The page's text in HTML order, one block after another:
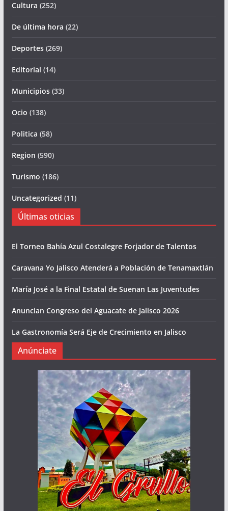
Cultura (252)
De última hora (22)
Deportes(269)
Editorial (14)
Municipios(33)
Ocio (138)
Politica (58)
Region (590)
Turismo (186)
Uncategorized (11)
Últimas oticias
El Torneo Bahía Azul Costalegre Forjador de Talentos
Caravana Yo Jalisco Atenderá a Población de Tenamaxtlán
María José a la Final Estatal de Suenan Las Juventudes
Anuncian Congreso del Aguacate de Jalisco 2026
La Gastronomía Será Eje de Crecimiento en Jalisco
Anúnciate